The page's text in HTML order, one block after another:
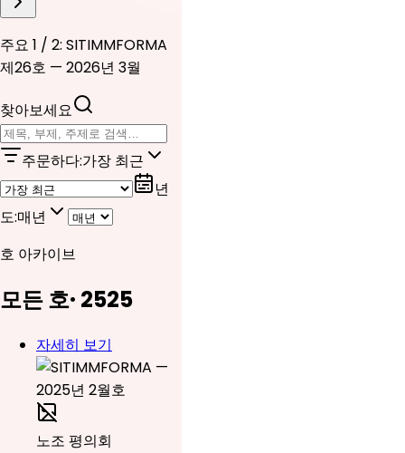
주요 1 / 2: SITIMMFORMA
제26호 — 2026년 3월
찾아보세요
주문하다:가장 최근
년
도:매년
호 아카이브
모든 호· 2525
자세히 보기
노조 평의회